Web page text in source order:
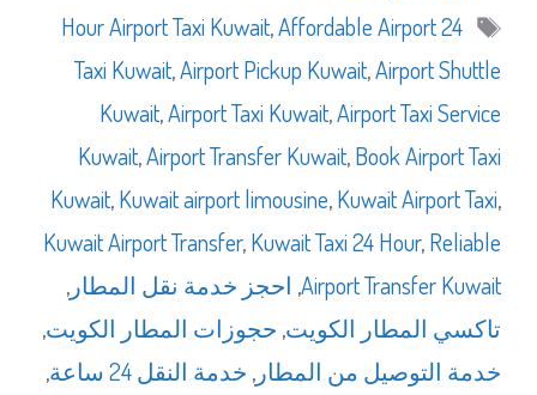
الوسوم
24 Hour Airport Taxi Kuwait
,Affordable Airport
Taxi Kuwait,Airport Pickup Kuwait,Airport Shuttle
Kuwait,Airport Taxi Kuwait,Airport Taxi Service
Kuwait,Airport Transfer Kuwait,Book Airport Taxi
Kuwait,Kuwait airport limousine,Kuwait Airport Taxi,
Kuwait Airport Transfer,Kuwait Taxi 24 Hour,Reliable
Airport Transfer Kuwait
, احجز خدمة نقل المطار ,
تاكسي المطار الكويت, حجوزات المطار الكويت,
خدمة التوصيل من المطار , خدمة النقل 24 ساعة
,